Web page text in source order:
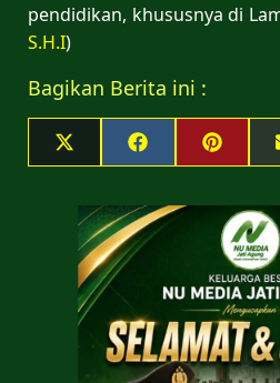
pendidikan, khususnya di
S.H.I)
Bagikan Berita ini :